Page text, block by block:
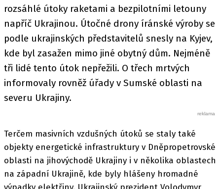
rozsáhlé útoky raketami a bezpilotními letouny
napříč Ukrajinou. Útočné drony íránské výroby se
podle ukrajinských představitelů snesly na Kyjev,
kde byl zasažen mimo jiné obytný dům. Nejméně
tři lidé tento útok nepřežili. O třech mrtvých
informovaly rovněž úřady v Sumské oblasti na
severu Ukrajiny.
Terčem masivních vzdušných útoků se staly také
objekty energetické infrastruktury v Dněpropetrovské
oblasti na jihovýchodě Ukrajiny i v několika oblastech
na západní Ukrajině, kde byly hlášeny hromadné